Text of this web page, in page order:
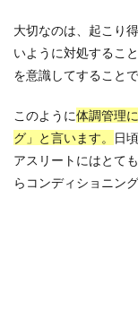
大切なのは、起こり
いように対処するこ
を意識してすることで
このように体調管理
グ」と言います。
日
アスリートにはとて
らコンディショニン